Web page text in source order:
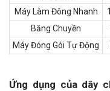
Máy Làm Đông Nhanh
Băng Chuyền
Máy Đóng Gói Tự Động
Ứng dụng của dây